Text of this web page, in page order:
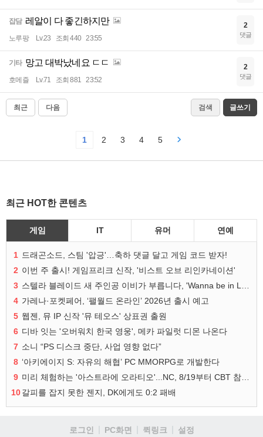
잡담 레알이 다 좋긴하지만
노루팡 Lv.23 조회 440 23:55
2
댓글
기타 망고 대박났네요 ㄷㄷ
호메즐 Lv.71 조회 881 23:52
2
댓글
최근 다음 검색 글쓰기
1 2 3 4 5
최근 HOT한 콘텐츠
게임 IT 유머 연예
1 드래곤소드, 스팀 '압긍'…축하 댓글 달고 게임 코드 받자!
2 이번 주 출시! 게임프리크 신작, '비스트 오브 리인카네이션'
3
4 가레나·포켓페어, ‘팰월드 온라인’ 2026년 출시 예고
5 웹젠, 뮤 IP 신작 '뮤 테오스' 상표권 출원
6 디바 잇는 '오버워치 한국 영웅', 메카 파일럿 디몬 나온다
7 소니 “PS 디스크 중단, 사업 영향 없다”
8 ‘아키에이지 S: 자유의 해협’ PC MMORPG로 개발한다
9
10갈피를 잡지 못한 젠지, DK에게도 0:2 패배
로그인 PC화면 퀵링크 설정